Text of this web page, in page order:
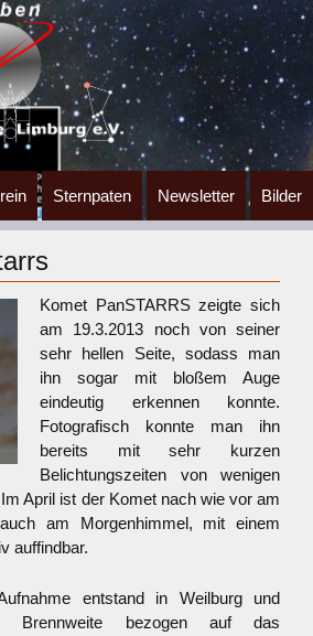
Sternpaten Newsletter Bilder
Komet PanSTARRS zeigte sich
am 19.3.2013 noch von seiner
sehr hellen Seite, sodass man
ihn sogar mit bloßem Auge
eindeutig erkennen konnte.
Fotografisch konnte man ihn
bereits mit sehr kurzen
Belichtungszeiten von wenigen
April ist der Komet nach wie vor am
am Morgenhimmel, mit einem
auffindbar.
entstand in Weilburg und
Brennweite bezogen auf das